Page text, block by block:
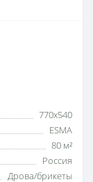
770х540
ESMA
80 м²
Россия
Дрова/брикеты